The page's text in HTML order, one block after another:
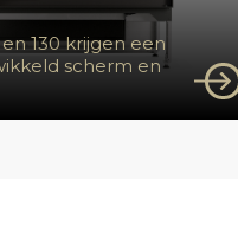
130 krijgen een
scherm en